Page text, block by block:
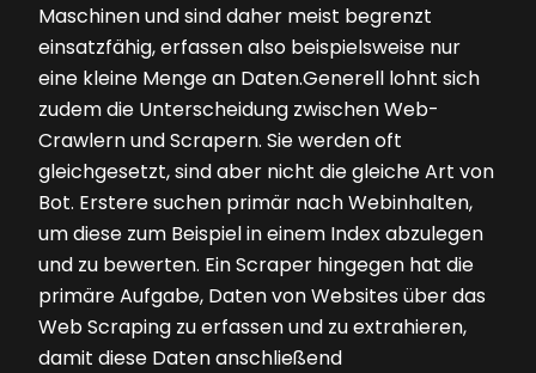
Maschinen und sind daher meist begrenzt
einsatzfähig, erfassen also beispielsweise nur
eine kleine Menge an Daten.Generell lohnt sich
zudem die Unterscheidung zwischen Web-
Crawlern und Scrapern. Sie werden oft
gleichgesetzt, sind aber nicht die gleiche Art von
Bot. Erstere suchen primär nach Webinhalten,
um diese zum Beispiel in einem Index abzulegen
und zu bewerten. Ein Scraper hingegen hat die
primäre Aufgabe, Daten von Websites über das
Web Scraping zu erfassen und zu extrahieren,
damit diese Daten anschließend